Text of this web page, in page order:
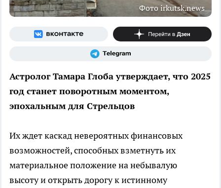
Фото irkutsk.news
Астролог Тамара Глоба утверждает, что 2025
год станет поворотным моментом,
эпохальным для Стрельцов
Их ждет каскад невероятных финансовых
возможностей, способных взметнуть их
материальное положение на небывалую
высоту и открыть дорогу к истинному